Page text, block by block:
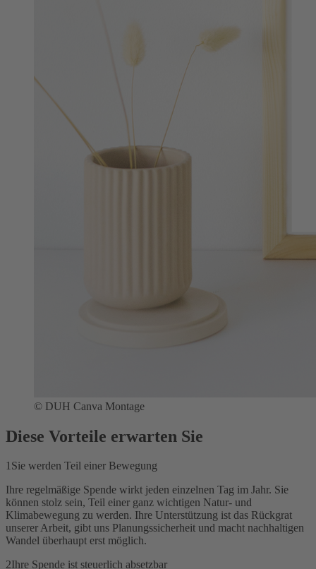
© DUH Canva Montage
Diese Vorteile erwarten Sie
1Sie werden Teil einer Bewegung
Ihre regelmäßige Spende wirkt jeden einzelnen Tag im Jahr. Sie
können stolz sein, Teil einer ganz wichtigen Natur- und
Klimabewegung zu werden. Ihre Unterstützung ist das Rückgrat
unserer Arbeit, gibt uns Planungssicherheit und macht nachhaltigen
Wandel überhaupt erst möglich.
2Ihre Spende ist steuerlich absetzbar